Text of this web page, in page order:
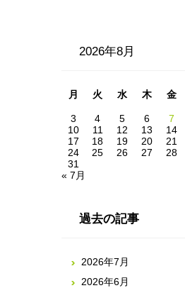
2026年8月
月 火 水 木 金
3
4 5 6 7
10
11 12 13 14
17
18 19 20 21
24
25 26 27 28
31
« 7月
過去の記事
2026年7月
2026年6月